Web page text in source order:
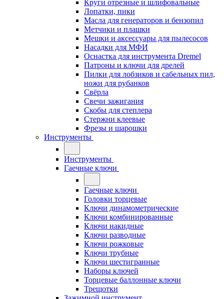
Круги отрезные и шлифовальные
Лопатки, пики
Масла для генераторов и бензопил
Метчики и плашки
Мешки и аксессуары для пылесосов
Насадки для МФИ
Оснастка для инструмента Dremel
Патроны и ключи для дрелей
Пилки для лобзиков и сабельных пил,
ножи для рубанков
Свёрла
Свечи зажигания
Скобы для степлера
Стержни клеевые
Фрезы и шарошки
Инструменты
Инструменты
Гаечные ключи
Гаечные ключи
Головки торцевые
Ключи динамометрические
Ключи комбинированные
Ключи накидные
Ключи разводные
Ключи рожковые
Ключи трубные
Ключи шестигранные
Наборы ключей
Торцевые баллонные ключи
Трещотки